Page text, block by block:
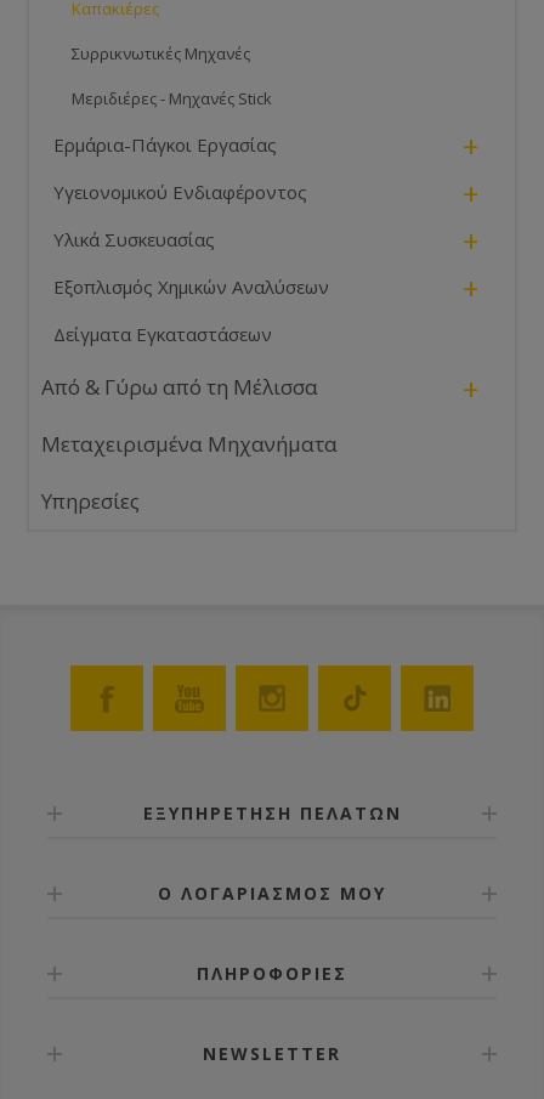
Καπακιέρες
Συρρικνωτικές Μηχανές
Μεριδιέρες - Μηχανές Stick
Ερμάρια-Πάγκοι Εργασίας +
Υγειονομικού Ενδιαφέροντος +
Υλικά Συσκευασίας +
Εξοπλισμός Χημικών Αναλύσεων +
Δείγματα Εγκαταστάσεων
Από & Γύρω από τη Μέλισσα +
Μεταχειρισμένα Μηχανήματα
Υπηρεσίες
ΕΞΥΠΗΡΕΤΗΣΗ ΠΕΛΑΤΩΝ
Ο ΛΟΓΑΡΙΑΣΜΟΣ ΜΟΥ
ΠΛΗΡΟΦΟΡΙΕΣ
NEWSLETTER